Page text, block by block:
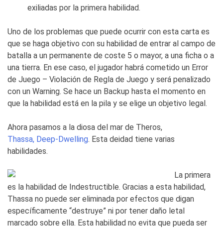
exiliadas por la primera habilidad.
Uno de los problemas que puede ocurrir con esta carta es
que se haga objetivo con su habilidad de entrar al campo de
batalla a un permanente de coste 5 o mayor, a una ficha o a
una tierra. En ese caso, el jugador habrá cometido un Error
de Juego – Violación de Regla de Juego y será penalizado
con un Warning. Se hace un Backup hasta el momento en
que la habilidad está en la pila y se elige un objetivo legal.
Ahora pasamos a la diosa del mar de Theros,
Thassa, Deep-Dwelling. Esta deidad tiene varias
habilidades.
La primera
es la habilidad de Indestructible. Gracias a esta habilidad,
Thassa no puede ser eliminada por efectos que digan
específicamente “destruye” ni por tener daño letal
marcado sobre ella. Esta habilidad no evita que pueda ser